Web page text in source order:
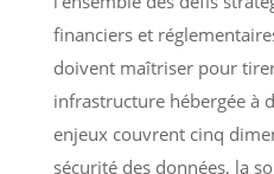
financiers et
doivent maîtriser pour
infrastructure hébergée à
enjeux couvrent cinq
sécurité des données, la